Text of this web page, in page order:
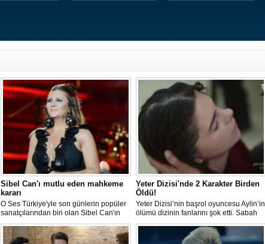
Sibel Can'ı mutlu eden mahkeme
kararı
O Ses Türkiye'yle son günlerin popüler
sanatçılarından biri olan Sibel Can'ın
mahkemeden beklediği karar aylar
sonra geldi.
Yeter Dizisi'nde 2 Karakter Birden
Öldü!
Yeter Dizisi’nin başrol oyuncesu Aylin’in
ölümü dizinin fanlarını şok etti. Sabah
herkes uyandığında villanın havuzunda
suyun üstünde Aylin boğulmuş halde